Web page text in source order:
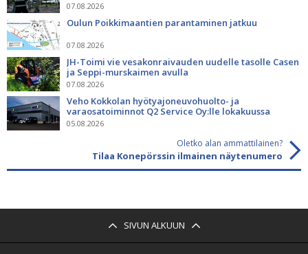
07.08.2026
Oulun Poikkimaantien parantaminen jatkuu
07.08.2026
JH-Toimi vie vesakonraivauden uudelle tasolle Casen
ja Seppi-murskaimen avulla
07.08.2026
Veho Kokkolan hyötyajoneuvohuolto- ja
varaosatoiminnot Q2 Service Oy:lle lokakuussa
05.08.2026
Oletko alan ammattilainen?
Tilaa Konepörssin ilmainen näytenumero
SIVUN ALKUUN